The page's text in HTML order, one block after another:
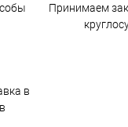
Принимаем
в